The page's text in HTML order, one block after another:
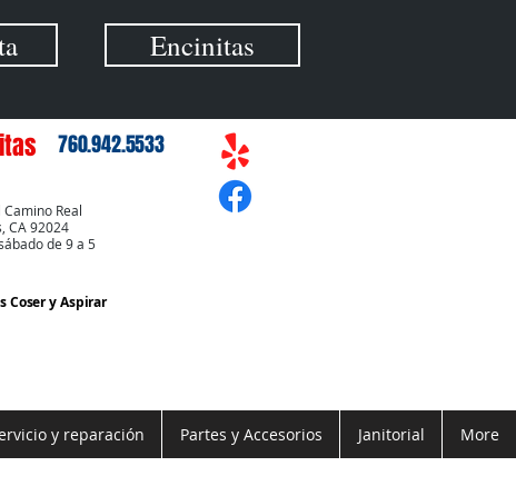
Encinitas
760.942.5533
Camino Real
CA 92024
de 9 a 5
Cosery Aspirar
y reparación Partes y Accesorios Janitorial More